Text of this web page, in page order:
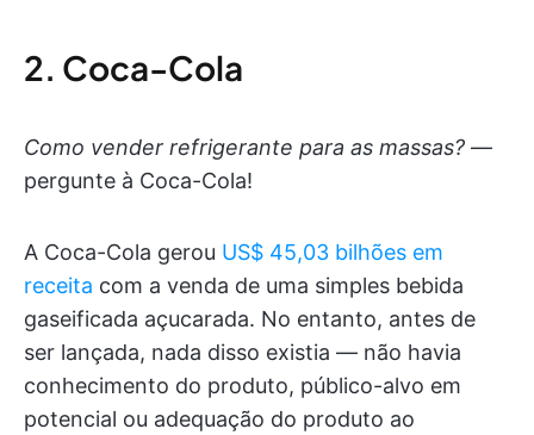
2. Coca-Cola
Como vender refrigerante para as massas? —
pergunte à Coca-Cola!
A Coca-Cola gerou US$ 45,03 bilhões em
receita com a venda de uma simples bebida
gaseificada açucarada. No entanto, antes de
ser lançada, nada disso existia — não havia
conhecimento do produto, público-alvo em
potencial ou adequação do produto ao